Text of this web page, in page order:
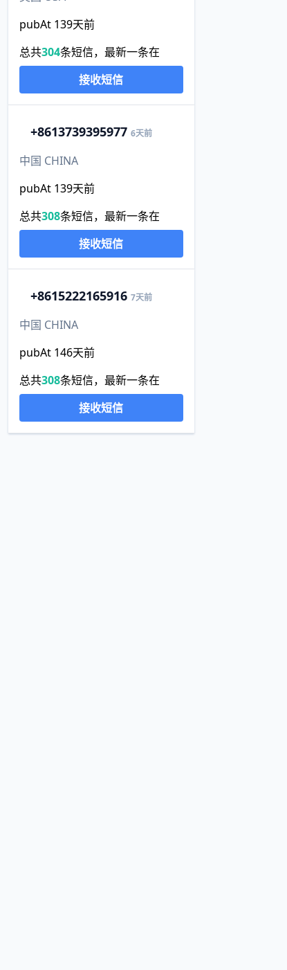
pubAt 139天前
总共304条短信，最新一条在
接收短信
+8613739395977 6天前
中国 CHINA
pubAt 139天前
总共308条短信，最新一条在
接收短信
+8615222165916 7天前
中国 CHINA
pubAt 146天前
总共308条短信，最新一条在
接收短信